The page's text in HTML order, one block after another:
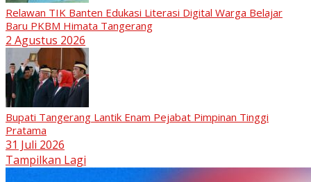
Relawan TIK Banten Edukasi Literasi Digital Warga Belajar
Baru PKBM Himata Tangerang
2 Agustus 2026
Bupati Tangerang Lantik Enam Pejabat Pimpinan Tinggi
Pratama
31 Juli 2026
Tampilkan Lagi